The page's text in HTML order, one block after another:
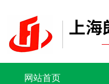
网站首页